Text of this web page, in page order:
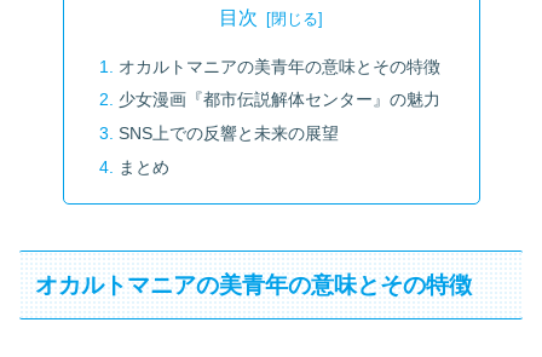
目次
オカルトマニアの美青年の意味とその特徴
少女漫画『都市伝説解体センター』の魅力
SNS上での反響と未来の展望
まとめ
オカルトマニアの美青年の意味とその特徴